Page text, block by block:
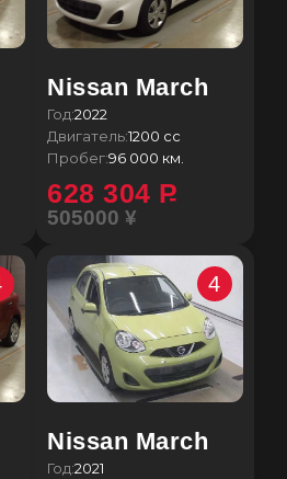
Nissan March
Год:2022
Двигатель:1200 сс
Пробег:96 000 км.
628 304 P
505000 ¥
Nissan March
4
Год:2021